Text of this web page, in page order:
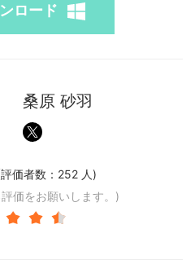
ロード
桑原 砂羽
価者数： 252人)
価をお願いします。)